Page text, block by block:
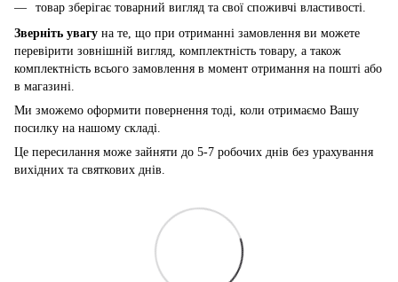
товар зберігає товарний вигляд та свої споживчі властивості.
Зверніть увагу на те, що при отриманні замовлення ви можете
перевірити зовнішній вигляд, комплектність товару, а також
комплектність всього замовлення в момент отримання на пошті або
в магазині.
Ми зможемо оформити повернення тоді, коли отримаємо Вашу
посилку на нашому складі.
Це пересилання може зайняти до 5-7 робочих днів без урахування
вихідних та святкових днів.